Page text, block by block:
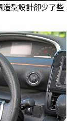
型設計卻少了些